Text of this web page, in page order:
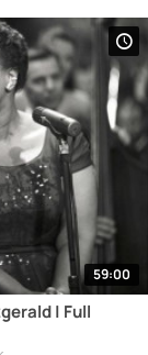
59:00
| Full